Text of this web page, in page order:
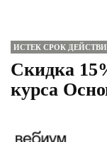
ИСТЕК СРОК
Скидка
курса